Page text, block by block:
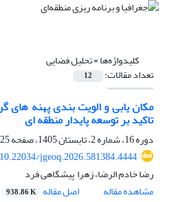
کلیدواژه‌ها =تحلیل فضایی
تعداد مقالات: 12
مکان یابی و الویت بندی پهنه
تاکید بر توسعه پایدار منطقه ای
دوره 16، شماره 2، تابستان 1405، صفحه
25-51
10.22034/jgeoq.2026.581384.4444
رضا خادم الرضا، زهرا ‌ پیش‎گاهی ‌فرد
مشاهده مقاله
اصل مقاله 938.86 K